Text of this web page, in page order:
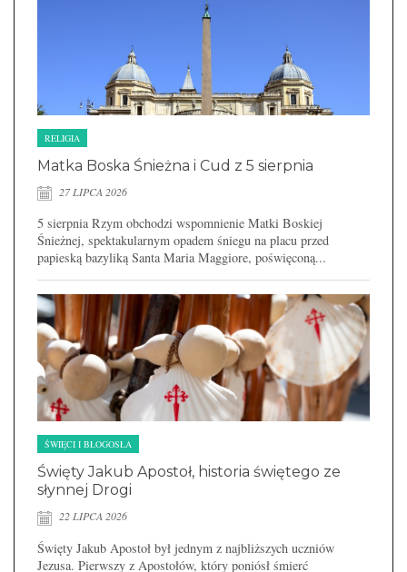
RELIGIA
Matka Boska Śnieżna i Cud z 5 sierpnia
27 LIPCA 2026
5 sierpnia Rzym obchodzi wspomnienie Matki Boskiej
Śnieżnej, spektakularnym opadem śniegu na placu przed
papieską bazyliką Santa Maria Maggiore, poświęconą...
ŚWIĘCI I BŁOGOSŁA
Święty Jakub Apostoł, historia świętego ze
słynnej Drogi
22 LIPCA 2026
Święty Jakub Apostoł był jednym z najbliższych uczniów
Jezusa. Pierwszy z Apostołów, który poniósł śmierć